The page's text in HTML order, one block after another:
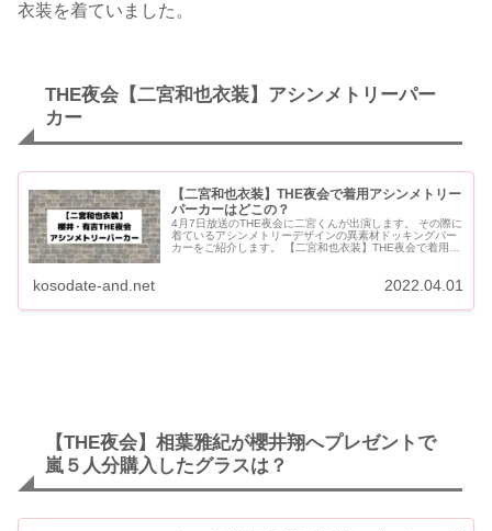
衣装を着ていました。
THE夜会【二宮和也衣装】アシンメトリーパー
カー
【二宮和也衣装】THE夜会で着用アシンメトリー
パーカーはどこの？
4月7日放送のTHE夜会に二宮くんが出演します。 その際に
着ているアシンメトリーデザインの異素材ドッキングパー
カーをご紹介します。 【二宮和也衣装】THE夜会で着用ア
kosodate-and.net 2022.04.01
【THE夜会】相葉雅紀が櫻井翔へプレゼントで
嵐５人分購入したグラスは？